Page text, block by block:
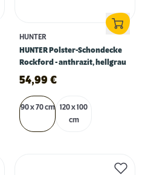
HUNTER
HUNTER Polster-Schondecke
Rockford - anthrazit, hellgrau
54,99 €
90 x 70 cm
120 x 100
cm